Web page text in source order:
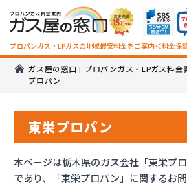
プロパンガス・LPガスの地域最安料金をご案内＜料金保
ガス屋の窓口 | プロパンガス・LPガス料金
プロパン
東栄プロパン
本ページは栃木県のガス会社「東栄プ
であり、「東栄プロパン」に関するお